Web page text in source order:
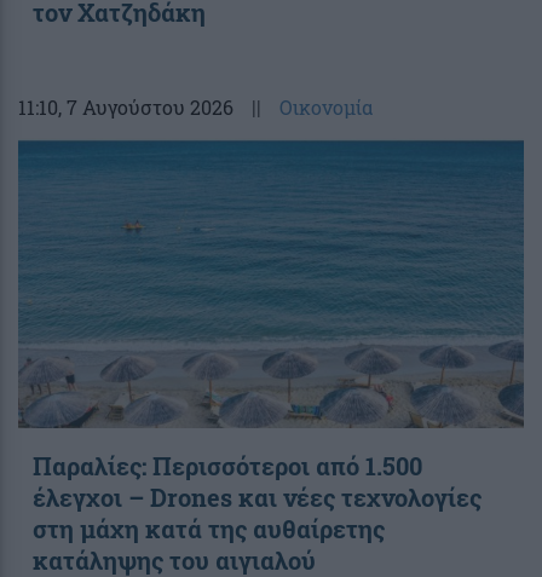
τον Χατζηδάκη
11:10, 7 Αυγούστου 2026 || Οικονομία
Παραλίες: Περισσότεροι από 1.500
έλεγχοι – Drones και νέες τεχνολογίες
στη μάχη κατά της αυθαίρετης
κατάληψης του αιγιαλού